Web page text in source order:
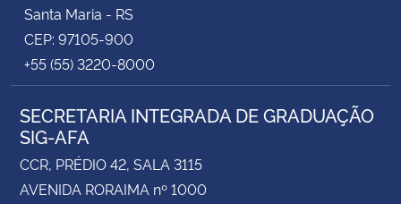
Santa Maria - RS
CEP: 97105-900
+55 (55) 3220-8000
SECRETARIA INTEGRADA DE GRADUAÇÃO
SIG-AFA
CCR, PRÉDIO 42, SALA 3115
AVENIDA RORAIMA nº 1000